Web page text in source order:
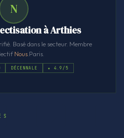
N
à Arthies
Basé dans le secteur. Membre
Nous .Paris.
DÉCENNALE ★ 4.9/5